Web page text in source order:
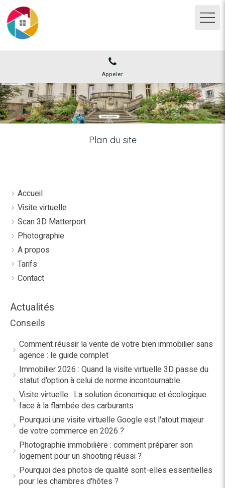
Appeler
Plan du site
Accueil
Visite virtuelle
Scan 3D Matterport
Photographie
A propos
Tarifs
Contact
Actualités
Conseils
Comment réussir la vente de votre bien immobilier sans
agence : le guide complet
Immobilier 2026 : Quand la visite virtuelle 3D passe du
statut d'option à celui de norme incontournable
Visite virtuelle : La solution économique et écologique
face à la flambée des carburants
Pourquoi une visite virtuelle Google est l'atout majeur
de votre commerce en 2026 ?
Photographie immobilière : comment préparer son
logement pour un shooting réussi ?
Pourquoi des photos de qualité sont-elles essentielles
pour les chambres d'hôtes ?